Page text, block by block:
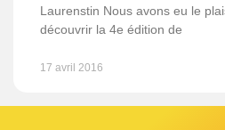
Laurenstin Nous avons eu le
découvrir la 4e édition de
17 avril 2016